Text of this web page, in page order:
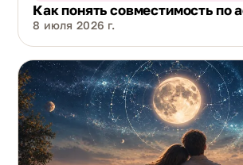
Как понять совместимость по
8 июля 2026 г.